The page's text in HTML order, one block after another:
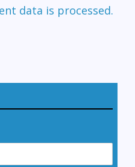
data is processed.